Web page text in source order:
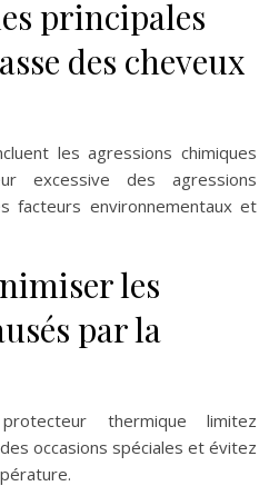
principales
des cheveux
les agressions chimiques
excessive des agressions
facteurs environnementaux et
les
par la
thermique limitez
occasions spéciales et évitez